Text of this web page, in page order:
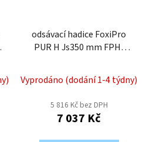
odsávací hadice FoxiPro
PUR H Js350 mm FPH-
Vyprodáno (dodání 1-4 týdny)
5 816 Kč bez DPH
7 037 Kč